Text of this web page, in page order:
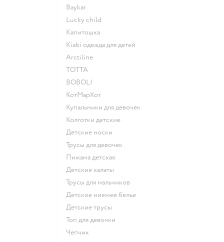
Baykar
Lucky child
Капитошка
Kiabi одежда для детей
Arctiline
ТОТТА
BOBOLI
КотМарКот
Купальники для девочек
Колготки детские
Детские носки
Трусы для девочек
Пижама детская
Детские халаты
Трусы для мальчиков
Детское нижнее белье
Детские трусы
Топ для девочки
Чепчик